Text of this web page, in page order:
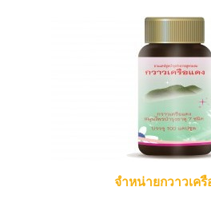
จำหน่ายกวาวเครื